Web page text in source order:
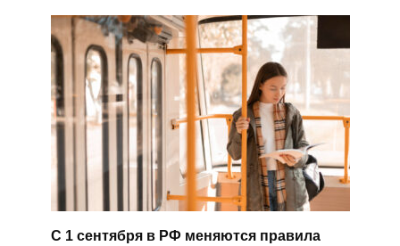
С 1 сентября в РФ меняются правила